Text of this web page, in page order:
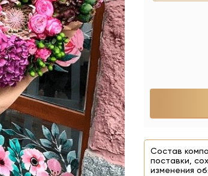
Состав
поставки,
изменения